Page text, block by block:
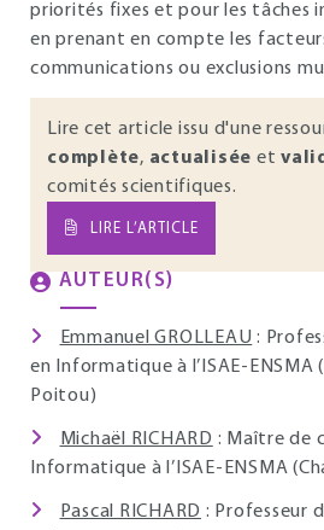
priorités fixes et pour les tâches
en prenant en compte les
communications ou exclusions
Lire cet article issu d'une
complète, actualisée et
comités scientifiques.
LIRE L’ARTICLE
AUTEUR(S)
Emmanuel GROLLEAU :
en Informatique à l’ISAE-ENSMA
Poitou)
Michaël RICHARD : Maître de
Informatique à l’ISAE-ENSMA
Pascal RICHARD : Professeur